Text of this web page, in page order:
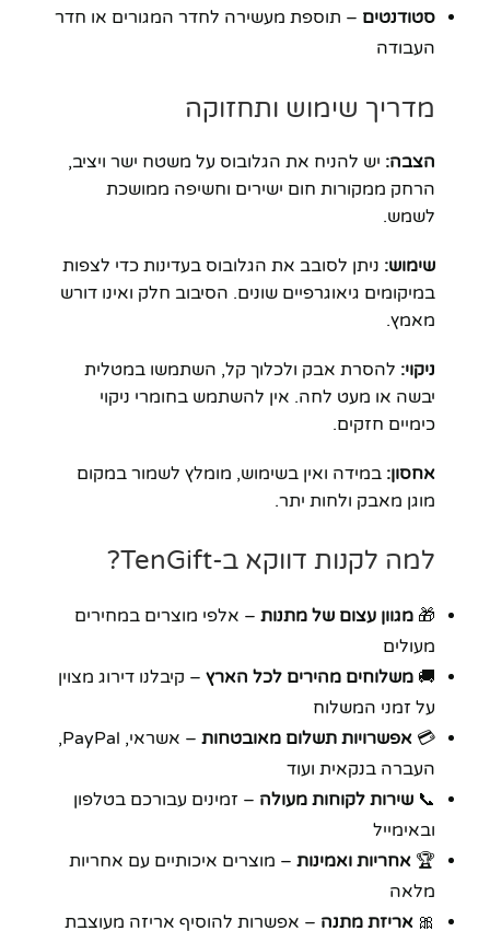
סטודנטים – תוספת מעשירה לחדר המגורים או חדר
העבודה
מדריך שימוש ותחזוקה
הצבה: יש להניח את הגלובוס על משטח ישר ויציב,
הרחק ממקורות חום ישירים וחשיפה ממושכת
לשמש.
שימוש: ניתן לסובב את הגלובוס בעדינות כדי לצפות
במיקומים גיאוגרפיים שונים. הסיבוב חלק ואינו דורש
מאמץ.
ניקוי: להסרת אבק ולכלוך קל, השתמשו במטלית
יבשה או מעט לחה. אין להשתמש בחומרי ניקוי
כימיים חזקים.
אחסון: במידה ואין בשימוש, מומלץ לשמור במקום
מוגן מאבק ולחות יתר.
למה לקנות דווקא ב-TenGift?
🎁 מגוון עצום של מתנות – אלפי מוצרים במחירים
מעולים
🚚 משלוחים מהירים לכל הארץ – קיבלנו דירוג מצוין
על זמני המשלוח
💳 אפשרויות תשלום מאובטחות
– אשראי, PayPal,
העברה בנקאית ועוד
📞 שירות לקוחות מעולה – זמינים עבורכם בטלפון
ובאימייל
🏆 אחריות ואמינות – מוצרים איכותיים עם אחריות
מלאה
🎀 אריזת מתנה – אפשרות להוסיף אריזה מעוצבת